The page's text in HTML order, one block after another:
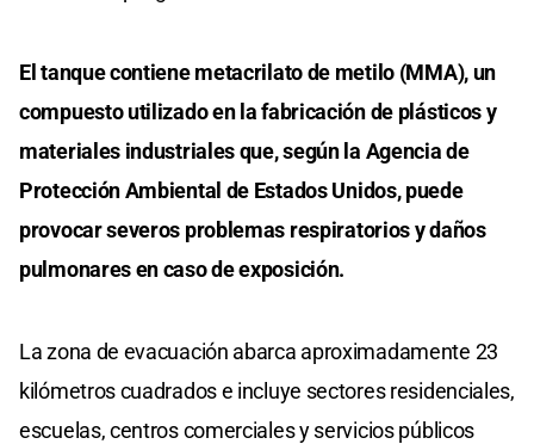
El tanque contiene metacrilato de metilo (MMA), un
compuesto utilizado en la fabricación de plásticos y
materiales industriales que, según la Agencia de
Protección Ambiental de Estados Unidos, puede
provocar severos problemas respiratorios y daños
pulmonares en caso de exposición.
La zona de evacuación abarca aproximadamente 23
kilómetros cuadrados e incluye sectores residenciales,
escuelas, centros comerciales y servicios públicos